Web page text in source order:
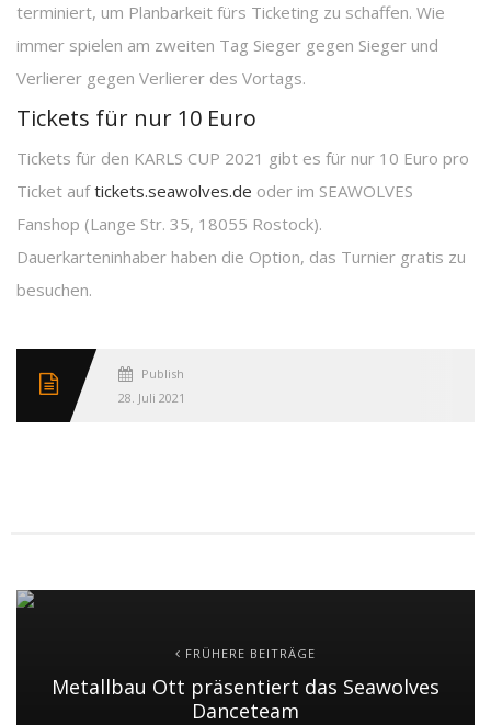
terminiert, um Planbarkeit fürs Ticketing zu schaffen. Wie
immer spielen am zweiten Tag Sieger gegen Sieger und
Verlierer gegen Verlierer des Vortags.
Tickets für nur 10 Euro
Tickets für den KARLS CUP 2021 gibt es für nur 10 Euro pro
Ticket auftickets.seawolves.de oder im SEAWOLVES
Fanshop (Lange Str. 35, 18055 Rostock).
Dauerkarteninhaber haben die Option, das Turnier gratis zu
besuchen.
Published
28. Juli 2021
FRÜHERE BEITRÄGE
Metallbau Ott präsentiert das Seawolves
Danceteam